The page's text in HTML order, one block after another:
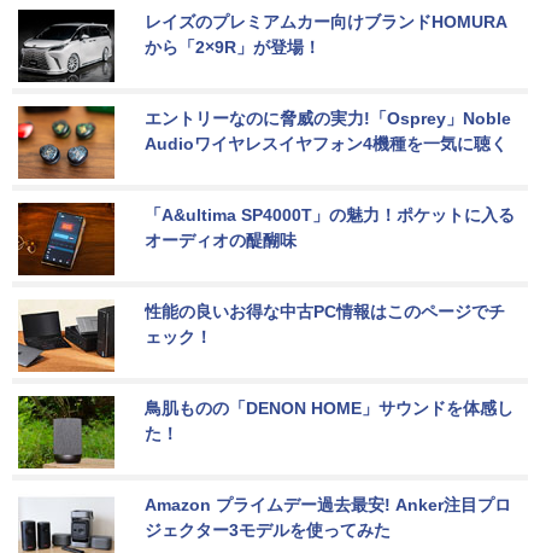
レイズのプレミアムカー向けブランドHOMURA
から「2×9R」が登場！
エントリーなのに脅威の実力!「Osprey」Noble
Audioワイヤレスイヤフォン4機種を一気に聴く
「A&ultima SP4000T」の魅力！ポケットに入る
オーディオの醍醐味
性能の良いお得な中古PC情報はこのページでチ
ェック！
鳥肌ものの「DENON HOME」サウンドを体感し
た！
Amazon プライムデー過去最安! Anker注目プロ
ジェクター3モデルを使ってみた